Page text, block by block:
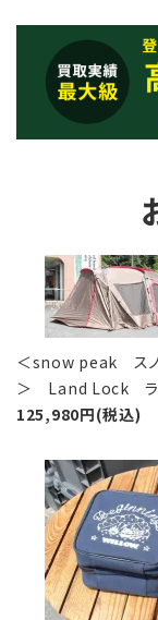
＜snow peak ス
＞ Land Lock ラ
125,980円(税込)